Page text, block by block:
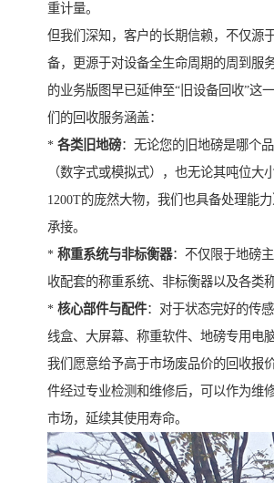
重计量。
但我们深知，客户的长期信赖，不仅源
备，更源于对设备全生命周期的周到服
的业务版图早已延伸至“旧设备回收”这
们的回收服务涵盖：
* 各类旧地磅：无论您的旧地磅是哪个
（数字式或模拟式），也无论其吨位大
1200T的庞然大物，我们也具备处理能
承接。
* 称重系统与非标衡器：不仅限于地磅
收配套的称重系统、非标衡器以及各类
* 核心部件与配件：对于状态完好的传
线盒、大屏幕、称重软件、地磅专用电
我们愿意给予高于市场废品价的回收报
件经过专业检测和维修后，可以作为维
市场，延续其使用寿命。